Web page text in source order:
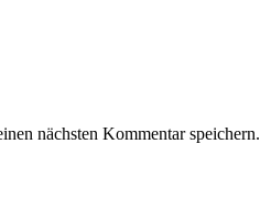
nächsten Kommentar speichern.